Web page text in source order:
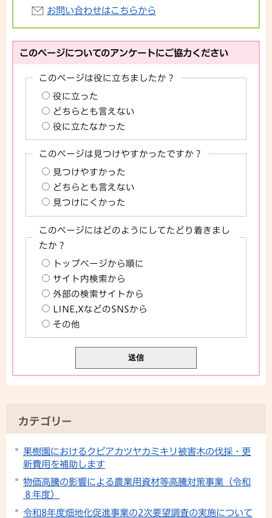
お問い合わせはこちらから
このページについてのアンケートにご協力ください
このページは役に立ちましたか？
役に立った
どちらとも言えない
役に立たなかった
このページは見つけやすかったですか？
見つけやすかった
どちらとも言えない
見つけにくかった
このページにはどのようにしてたどり着きまし
たか？
トップページから順に
サイト内検索から
外部の検索サイトから
LINE,XなどのSNSから
その他
カテゴリー
果樹園におけるクビアカツヤカミキリ被害木の伐採・更
新費用を補助します
物価高騰の影響による農業用資材等高騰対策事業（令和
８年度）
令和8年度畑地化促進事業の2次要望調査の実施について